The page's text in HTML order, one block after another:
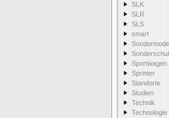
SLK
SLR
SLS
smart
Sportwagen
Sprinter
Standorte
Studien
Technik
Technologie